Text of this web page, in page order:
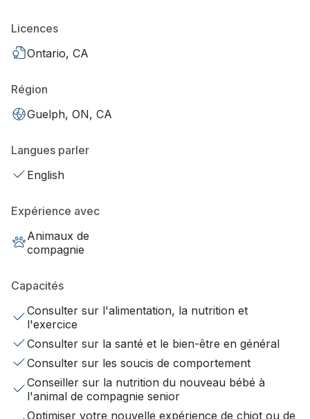
Licences
Ontario, CA
Région
Guelph, ON, CA
Langues parler
English
Expérience avec
Animaux de
compagnie
Capacités
Consulter sur l'alimentation, la nutrition et
l'exercice
Consulter sur la santé et le bien-être en général
Consulter sur les soucis de comportement
Conseiller sur la nutrition du nouveau bébé à
l'animal de compagnie senior
Optimiser votre nouvelle expérience de chiot ou de